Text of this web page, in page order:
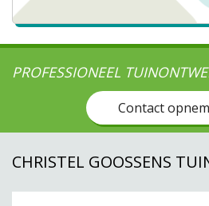
PROFESSIONEEL
Contact
CHRISTEL GOOSSENS